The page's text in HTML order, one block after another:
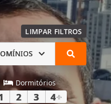
LIMPAR FILTROS
Dormitórios
2 3 4+